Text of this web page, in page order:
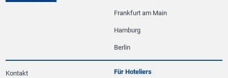
Frankfurt am Main
Hamburg
Berlin
Kontakt Für Hoteliers